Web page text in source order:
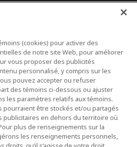
services
S.E.N.C.R.L./s.r.l.
(cookies) pour activer des
de notre site Web, pour améliorer
vous proposer des publicités
personnalisé, y compris sur les
pouvez accepter ou refuser
des témoins ci-dessous ou ajuster
les paramètres relatifs aux témoins.
pourraient être stockés et/ou partagés
publicitaires en dehors du territoire où
plus de renseignements sur la
les renseignements personnels,